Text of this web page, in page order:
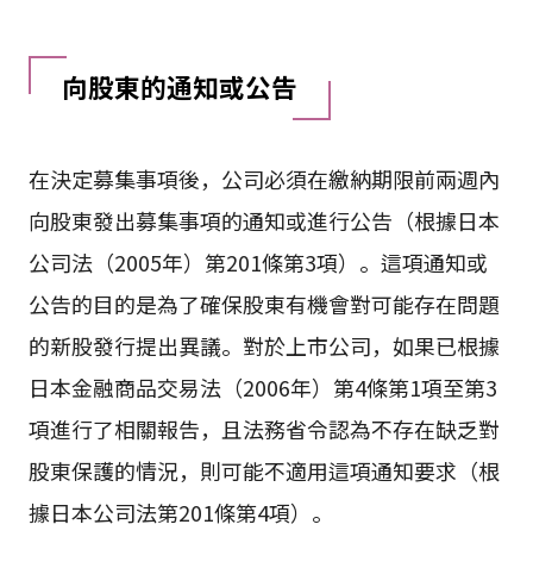
向股東的通知或公告
在決定募集事項後，公司必須在繳納期限前兩週內
向股東發出募集事項的通知或進行公告（根據日本
公司法（2005年）第201條第3項）。這項通知或
公告的目的是為了確保股東有機會對可能存在問題
的新股發行提出異議。對於上市公司，如果已根據
日本金融商品交易法（2006年）第4條第1項至第3
項進行了相關報告，且法務省令認為不存在缺乏對
股東保護的情況，則可能不適用這項通知要求（根
據日本公司法第201條第4項）。